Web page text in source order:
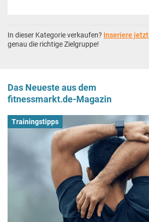
In dieser Kategorie verkaufen? Inseriere jetzt
genau die richtige Zielgruppe!
Das Neueste aus dem
fitnessmarkt.de-Magazin
Trainingstipps